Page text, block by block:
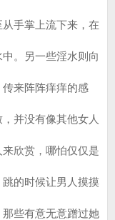
手掌上流下来，在
。另一些淫水则向
来阵阵痒痒的感
并没有像其他女人
欣赏，哪怕仅仅是
的时候让男人摸摸
些有意无意蹭过她